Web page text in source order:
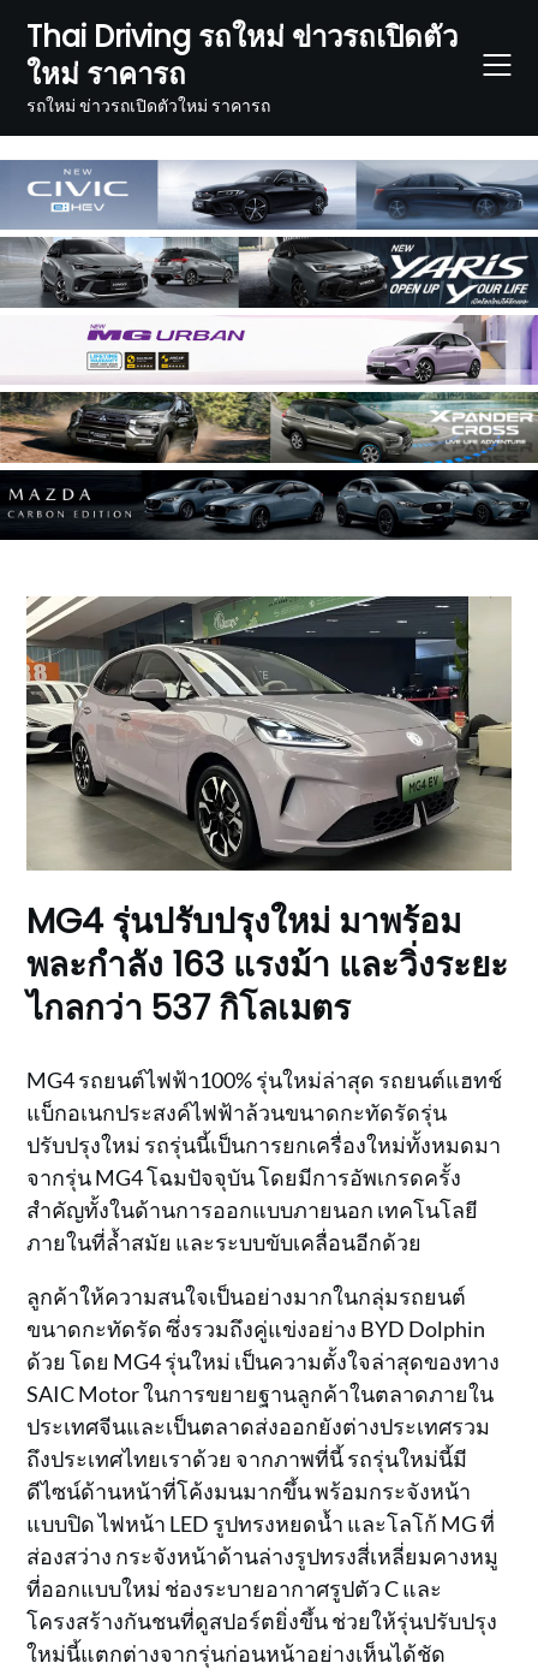
content
Thai Driving รถใหม่ ข่าวรถเปิดตัว
ใหม่ ราคารถ
รถใหม่ ข่าวรถเปิดตัวใหม่ ราคารถ
MG4 รุ่นปรับปรุงใหม่ มาพร้อม
พละกำลัง 163 แรงม้า และวิ่งระยะ
ไกลกว่า 537 กิโลเมตร
MG4 รถยนต์ไฟฟ้า100% รุ่นใหม่ล่าสุด รถยนต์แฮทช์
แบ็กอเนกประสงค์ไฟฟ้าล้วนขนาดกะทัดรัดรุ่น
ปรับปรุงใหม่ รถรุ่นนี้เป็นการยกเครื่องใหม่ทั้งหมดมา
จากรุ่น MG4 โฉมปัจจุบัน โดยมีการอัพเกรดครั้ง
สำคัญทั้งในด้านการออกแบบภายนอก เทคโนโลยี
ภายในที่ล้ำสมัย และระบบขับเคลื่อนอีกด้วย
ลูกค้าให้ความสนใจเป็นอย่างมากในกลุ่มรถยนต์
ขนาดกะทัดรัด ซึ่งรวมถึงคู่แข่งอย่าง BYD Dolphin
ด้วย โดย MG4 รุ่นใหม่ เป็นความตั้งใจล่าสุดของทาง
SAIC Motor ในการขยายฐานลูกค้าในตลาดภายใน
ประเทศจีนและเป็นตลาดส่งออกยังต่างประเทศรวม
ถึงประเทศไทยเราด้วย จากภาพที่นี้ รถรุ่นใหม่นี้มี
ดีไซน์ด้านหน้าที่โค้งมนมากขึ้น พร้อมกระจังหน้า
แบบปิด ไฟหน้า LED รูปทรงหยดน้ำ และโลโก้ MG ที่
ส่องสว่าง กระจังหน้าด้านล่างรูปทรงสี่เหลี่ยมคางหมู
ที่ออกแบบใหม่ ช่องระบายอากาศรูปตัว C และ
โครงสร้างกันชนที่ดูสปอร์ตยิ่งขึ้น ช่วยให้รุ่นปรับปรุง
ใหม่นี้แตกต่างจากรุ่นก่อนหน้าอย่างเห็นได้ชัด